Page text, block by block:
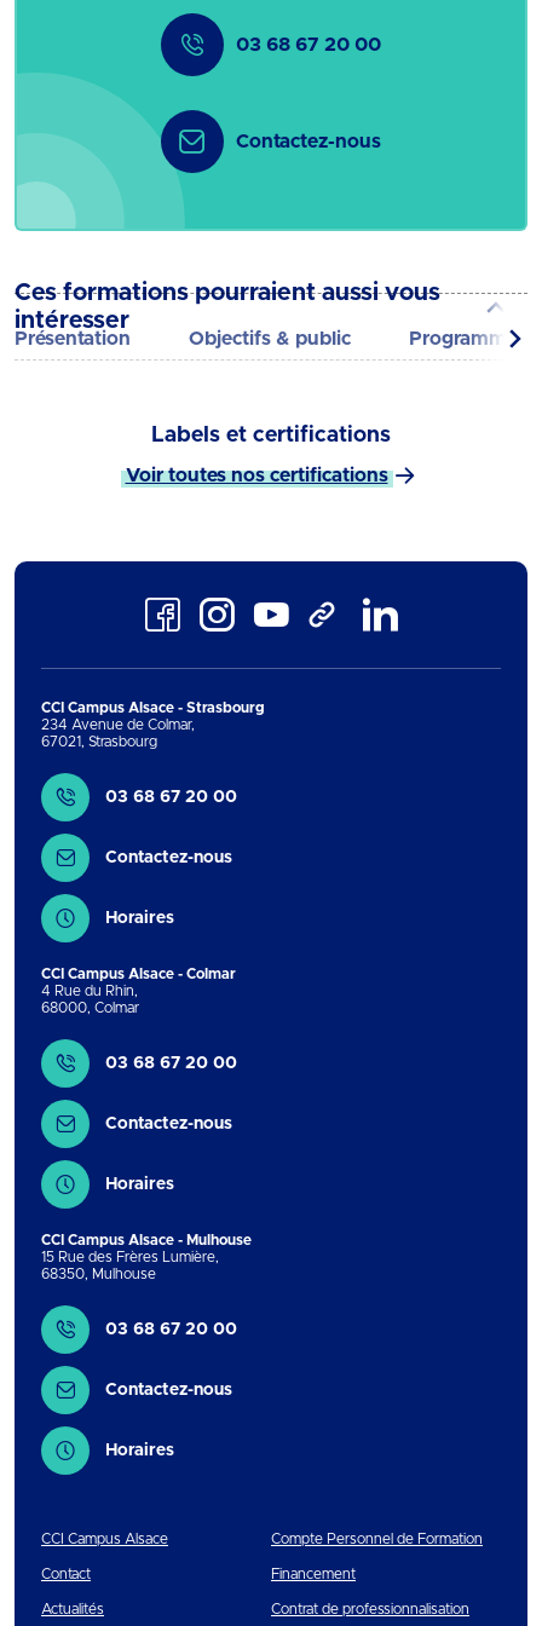
Présentation Objectifs & public Programme
03 68 67 20 00
Contactez-nous
Ces formations pourraient aussi vous
intéresser
Labels et certifications
Voir toutes nos certifications
FacebookInstagramYoutube TikTok
CCI Campus Alsace - Strasbourg
234 Avenue de Colmar,
67021, Strasbourg
Contact
03 68 67 20 00
Contactez-nous
Horaires
CCI Campus Alsace - Colmar
4 Rue du Rhin,
68000, Colmar
Contact
03 68 67 20 00
Contactez-nous
Horaires
CCI Campus Alsace - Mulhouse
15 Rue des Frères Lumière,
68350, Mulhouse
Contact
03 68 67 20 00
Contactez-nous
Horaires
CCI Campus Alsace
Contact
Actualités
Compte Personnel de Formation
Financement
Contrat de professionnalisation